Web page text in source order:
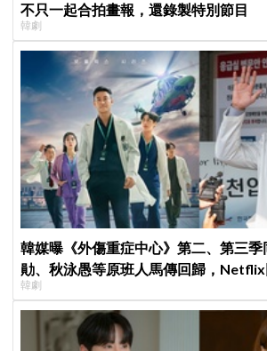
不只一起合拍畫報，還錄製特別節目
韓劇
韓媒曝《外傷重症中心》第二、第三
勛、秋泳愚等原班人馬傳回歸，
韓劇